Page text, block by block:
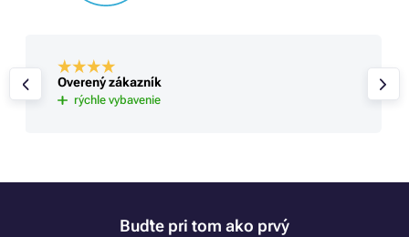
Overený zákazník
rýchle vybavenie
Buďte pri tom ako prvý